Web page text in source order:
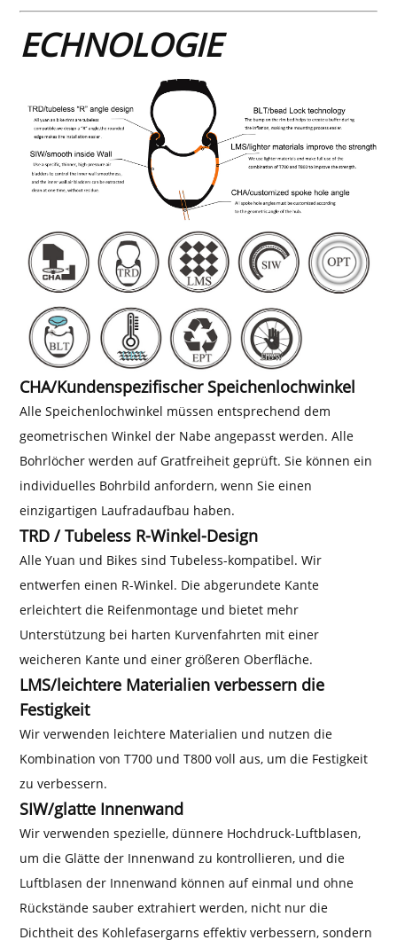
ECHNOLOGIE
CHA/Kundenspezifischer Speichenlochwinkel
Alle Speichenlochwinkel müssen entsprechend dem
geometrischen Winkel der Nabe angepasst werden. Alle
Bohrlöcher werden auf Gratfreiheit geprüft. Sie können ein
individuelles Bohrbild anfordern, wenn Sie einen
einzigartigen Laufradaufbau haben.
TRD / Tubeless R-Winkel-Design
Alle Yuan und Bikes sind Tubeless-kompatibel. Wir
entwerfen einen R-Winkel. Die abgerundete Kante
erleichtert die Reifenmontage und bietet mehr
Unterstützung bei harten Kurvenfahrten mit einer
weicheren Kante und einer größeren Oberfläche.
LMS/leichtere Materialien verbessern die
Festigkeit
Wir verwenden leichtere Materialien und nutzen die
Kombination von T700 und T800 voll aus, um die Festigkeit
zu verbessern.
SIW/glatte Innenwand
Wir verwenden spezielle, dünnere Hochdruck-Luftblasen,
um die Glätte der Innenwand zu kontrollieren, und die
Luftblasen der Innenwand können auf einmal und ohne
Rückstände sauber extrahiert werden, nicht nur die
Dichtheit des Kohlefasergarns effektiv verbessern, sondern